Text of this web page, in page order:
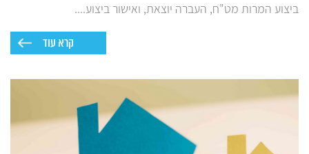
ביצוע המרות מט"ח, העברה יוצאת, ואישור ביצוע....
קרא עוד